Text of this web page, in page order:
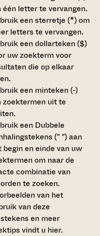
één letter te vervangen.
eensterretje (*)om
letters te vervangen.
eendollarteken ($)
uw zoekterm voor
die op elkaar
een minteken (-)
zoektermen uit te
een Dubbele
(" ")aan
begin en einde van uw
om naar de
combinatie van
te zoeken.
van het
van deze
en meer
vindt u hier.